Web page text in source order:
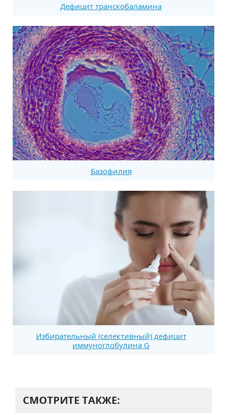
Дефицит транскобаламина
Базофилия
Избирательный (селективный) дефицит
иммуноглобулина G
СМОТРИТЕ ТАКЖЕ: